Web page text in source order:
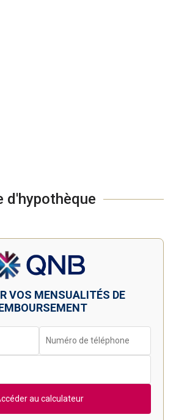
d'hypothèque
VOS MENSUALITÉS DE
au calculateur